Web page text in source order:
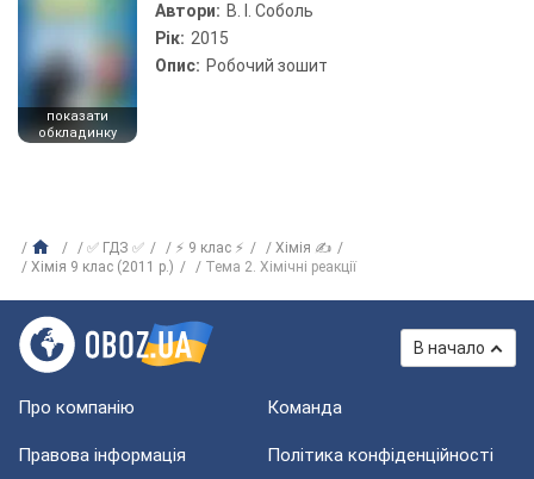
показати
обкладинку
Автори: В. І. Соболь
Рік: 2015
Опис: Робочий зошит
✅ ГДЗ ✅ ⚡ 9 клас ⚡
Хімія ✍
Хімія 9 клас (2011 р.)
Тема 2. Хімічні реакції
В начало
Про компанію Команда
Правова інформація Політика конфіденційності